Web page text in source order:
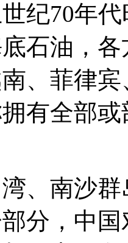
纪70年
石油，
、菲律
有全部
、南沙
分，中